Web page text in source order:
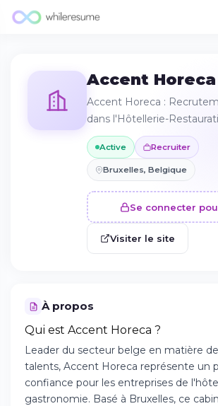
Accent Horeca
Accent Horeca :
dans l'Hôtellerie-
Active Recruiter
Bruxelles, Belgique
Se connecter
Visiter le site
À propos
Qui est Accent Horeca ?
Leader du secteur belge en matière
talents, Accent Horeca représente un
confiance pour les entreprises de
gastronomie. Basé à Bruxelles, ce